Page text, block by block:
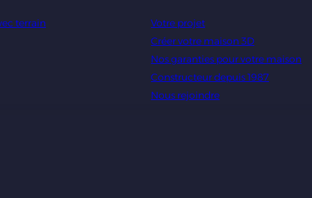
terrain
Votre projet
Créer votre maison 3D
Nos garanties pour votre maison
Constructeur depuis 1987
Nous rejoindre